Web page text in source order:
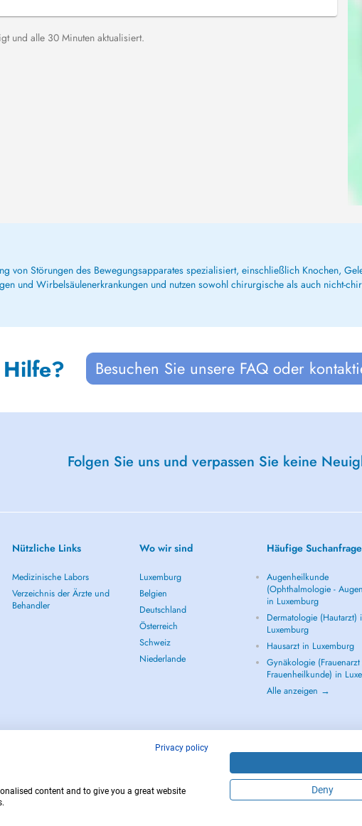
und alle 30 Minuten aktualisiert.
Störungen des Bewegungsapparates spezialisiert, einschließlich Knochen,
und Wirbelsäulenerkrankungen und nutzen sowohl chirurgische als auch nicht-
Hilfe? Besuchen Sie unsere FAQ oder
Folgen Sie uns und verpassen Sie keine
Nützliche Links
Medizinische Labors
Verzeichnis der Ärzte und
Behandler
Wo wir sind
Luxemburg
Belgien
Deutschland
Österreich
Schweiz
Niederlande
Häufige
Augenheilkunde
(Ophthalmologie -
in Luxemburg
Dermatologie (Hautarzt)
Luxemburg
Hausarzt in Luxemburg
Gynäkologie (Frauenarzt
Frauenheilkunde) in
Alle anzeigen →
Copyright © 2026 - DOCTENA
Privacy policy
content and to give you a great website
Deny